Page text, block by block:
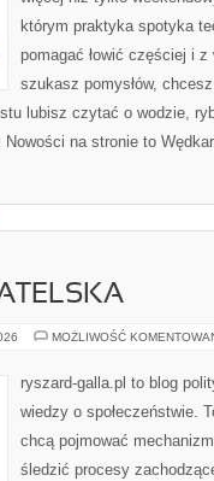
którym praktyka spotyka
pomagać łowić częściej i
szukasz pomysłów,
lubisz czytać o wodzie,
na stronie to
MOŻLIWOŚĆ
ryszard-galla.pl to blog
wiedzy o społeczeństwie.
chcą pojmować
śledzić procesy